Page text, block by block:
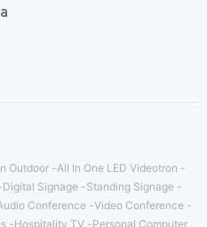
Outdoor
All In One LED Videotron
Digital Signage
Standing Signage
Conference Video Conference
Hospitality TV Personal Computer